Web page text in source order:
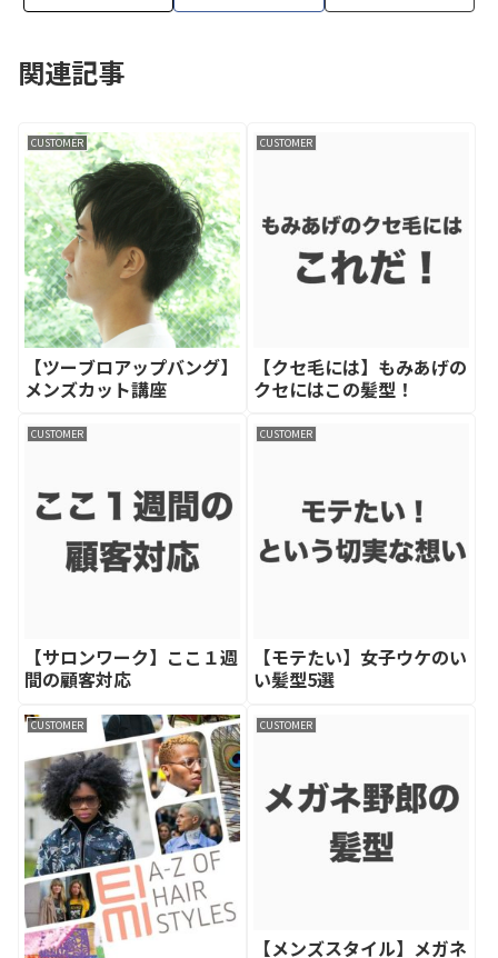
関連記事
CUSTOMER
【ツーブロアップバング】
メンズカット講座
CUSTOMER
【クセ毛には】もみあげの
クセにはこの髪型！
CUSTOMER
【サロンワーク】ここ１週
間の顧客対応
CUSTOMER
【モテたい】女子ウケのい
い髪型5選
CUSTOMER CUSTOMER
【メンズスタイル】メガネ